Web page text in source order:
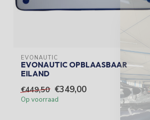
EVONAUTIC
EVONAUTIC OPBLAASBAAR
EILAND
€449,50 €349,00
Op voorraad